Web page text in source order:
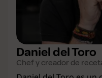
Daniel del Toro
Chef y creador de